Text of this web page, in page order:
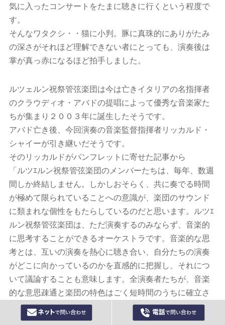
気に入ったコンサートをたまに聴きに行くという程度で
す。
そんなワタクシ・・猫に小判。豚に真珠的にありがたみ
の深さがそれほど理解できない者にとっても、演奏後は
掌が真っ赤になるほど拍手しました。
ルツェルン祝祭管弦楽団は今は亡きイタリアの名指揮者
のクラウディオ・アバドの提唱によって優秀な音楽家た
ちが集まり２００３年に誕生したそうです。
アバド亡き後、今回演奏の音楽監督指揮者リッカルド・
シャイーが引き継いだそうです。
そのリッカルドがパンフレットに寄せた記事から
「ルツｴルン祝祭管弦楽団のメンバーたちは、毎年、数週
間しか終結しません。しかしおそらく、共に奏でる時間
が極めて限られていることへの意識が、楽団のサウンド
に類まれな個性をもたらしているのだと思います。ルツｴ
ルン祝祭管弦楽団は、ただ演奏するのみならず、音楽的
に思考することができるオーケストラです。音楽的な思
考とは、互いの演奏を熱心に聴き合い、自分たちの演奏
がどこに向かっているのかを直感的に把握し、それにつ
いて議論することも意味します。全演奏者たちが、音楽
的な意思疎通と楽団の特色はごく短時間のうちに確立さ
れなければならないと考えています。それは、私たちの
芸術家としての人生を成す濃密な「時」となるべきなの